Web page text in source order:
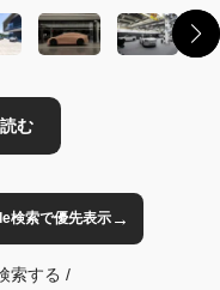
検索で優先表示→
索する /